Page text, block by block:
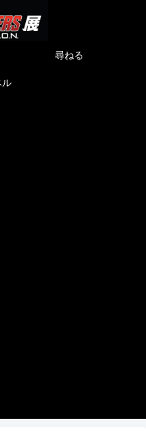
尋ねる
ル